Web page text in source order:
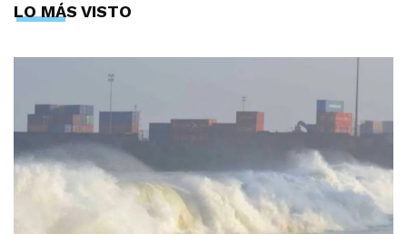
LO MÁS VISTO